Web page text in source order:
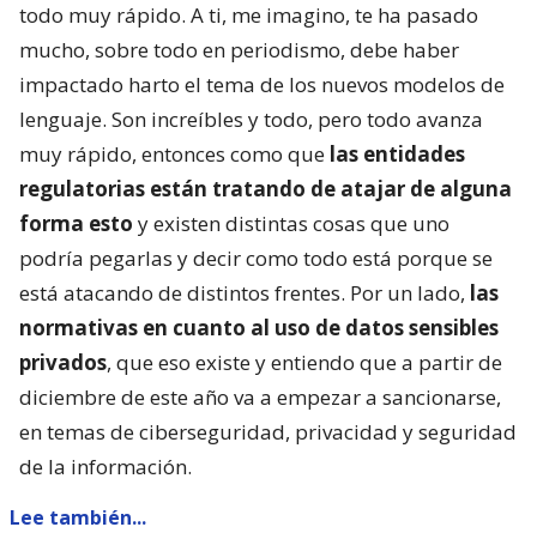
todo muy rápido. A ti, me imagino, te ha pasado
mucho, sobre todo en periodismo, debe haber
impactado harto el tema de los nuevos modelos de
lenguaje. Son increíbles y todo, pero todo avanza
muy rápido, entonces como que las entidades
regulatorias están tratando de atajar de alguna
forma esto y existen distintas cosas que uno
podría pegarlas y decir como todo está porque se
está atacando de distintos frentes. Por un lado, las
normativas en cuanto al uso de datos sensibles
privados, que eso existe y entiendo que a partir de
diciembre de este año va a empezar a sancionarse,
en temas de ciberseguridad, privacidad y seguridad
de la información.
Lee también...